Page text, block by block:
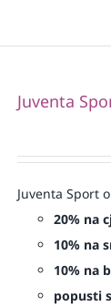
Juventa
Juventa Sport
20% na
10% na
10% na
popusti